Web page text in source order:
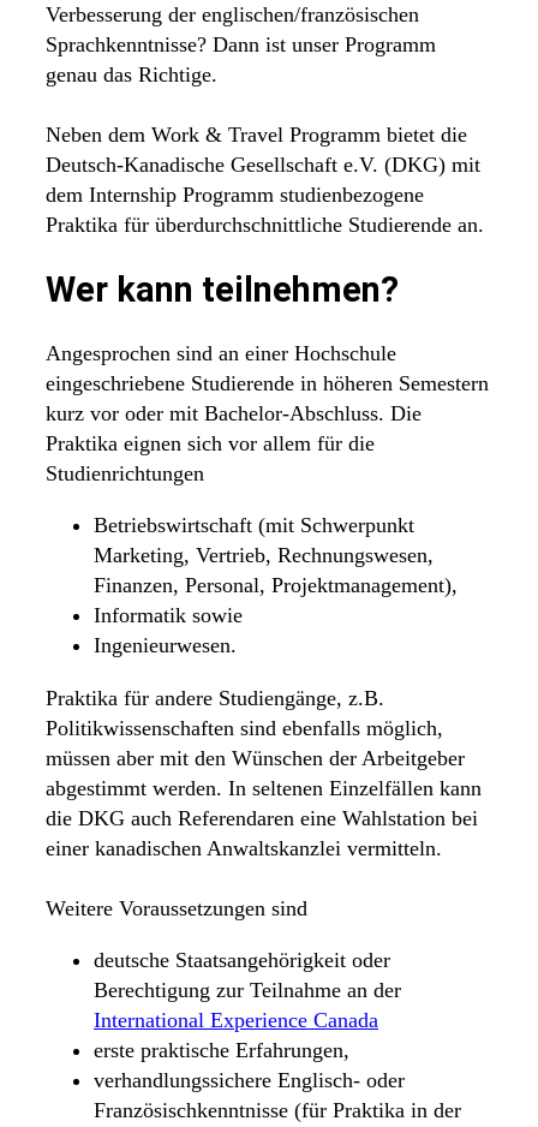
Verbesserung der englischen/französischen
Sprachkenntnisse? Dann ist unser Programm
genau das Richtige.
Neben dem Work & Travel Programm bietet die
Deutsch-Kanadische Gesellschaft e.V. (DKG) mit
dem Internship Programm studienbezogene
Praktika für überdurchschnittliche Studierende an.
Wer kann teilnehmen?
Angesprochen sind an einer Hochschule
eingeschriebene Studierende in höheren Semestern
kurz vor oder mit Bachelor-Abschluss. Die
Praktika eignen sich vor allem für die
Studienrichtungen
Betriebswirtschaft (mit Schwerpunkt
Marketing, Vertrieb, Rechnungswesen,
Finanzen, Personal, Projektmanagement),
Informatik sowie
Ingenieurwesen.
Praktika für andere Studiengänge, z.B.
Politikwissenschaften sind ebenfalls möglich,
müssen aber mit den Wünschen der Arbeitgeber
abgestimmt werden. In seltenen Einzelfällen kann
die DKG auch Referendaren eine Wahlstation bei
einer kanadischen Anwaltskanzlei vermitteln.
Weitere Voraussetzungen sind
deutsche Staatsangehörigkeit oder
Berechtigung zur Teilnahme an der
International Experience Canada
erste praktische Erfahrungen,
verhandlungssichere Englisch- oder
Französischkenntnisse (für Praktika in der